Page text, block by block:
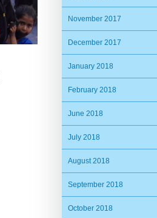
November 2017
December 2017
January 2018
February 2018
June 2018
July 2018
August 2018
September 2018
October 2018